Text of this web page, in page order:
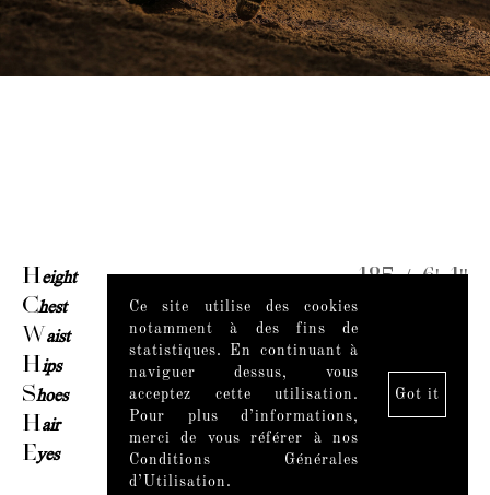
Height
185 / 6' 1''
Chest
W aist
Hips
96 / 38''
Shoes
Hair
Light brown
Eyes Green brown
Ce site utilise des cookies
notamment à des fins de
statistiques. En continuant à
naviguer dessus, vous
acceptez cette utilisation.
Pour plus d’informations,
merci de vous référer à nos
Conditions Générales
d’Utilisation.
Got it